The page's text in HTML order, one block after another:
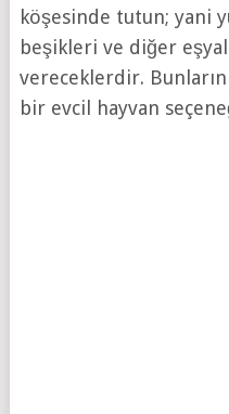
köşesinde tutun; yani
beşikleri ve diğer
vereceklerdir.
bir evcil hayvan